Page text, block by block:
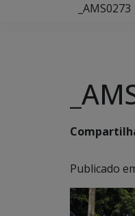
_AMS0273
Publicado